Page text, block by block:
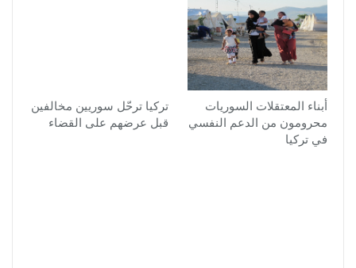
أبناء المعتقلات السوريات
محرومون من الدعم النفسي
في تركيا
تركيا ترحّل سوريين مخالفين
قبل عرضهم على القضاء